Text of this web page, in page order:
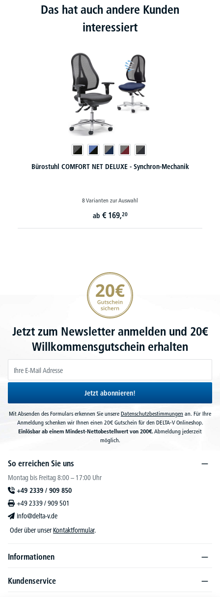
Das hat auch andere Kunden
interessiert
Bürostuhl COMFORT NET DELUXE - Synchron-Mechanik
8 Varianten zur Auswahl
ab € 169,20
20€ Gutschein sichern
Jetzt zum Newsletter anmelden und 20€
Willkommensgutschein erhalten
Jetzt abonnieren!
Mit Absenden des Formulars erkennen Sie unsere Datenschutzbestimmungen an. Für Ihre
Anmeldung schenken wir Ihnen einen 20€ Gutschein für den DELTA-V Onlineshop.
Einlösbar ab einem Mindest-Nettobestellwert von 200€.Abmeldung jederzeit
möglich.
So erreichen Sie uns
Montag bis Freitag 8:00 – 17:00 Uhr
+49 2339 / 909 850
+49 2339 / 909 501
info@delta-v.de
Oder über unser Kontaktformular.
Informationen
Kundenservice